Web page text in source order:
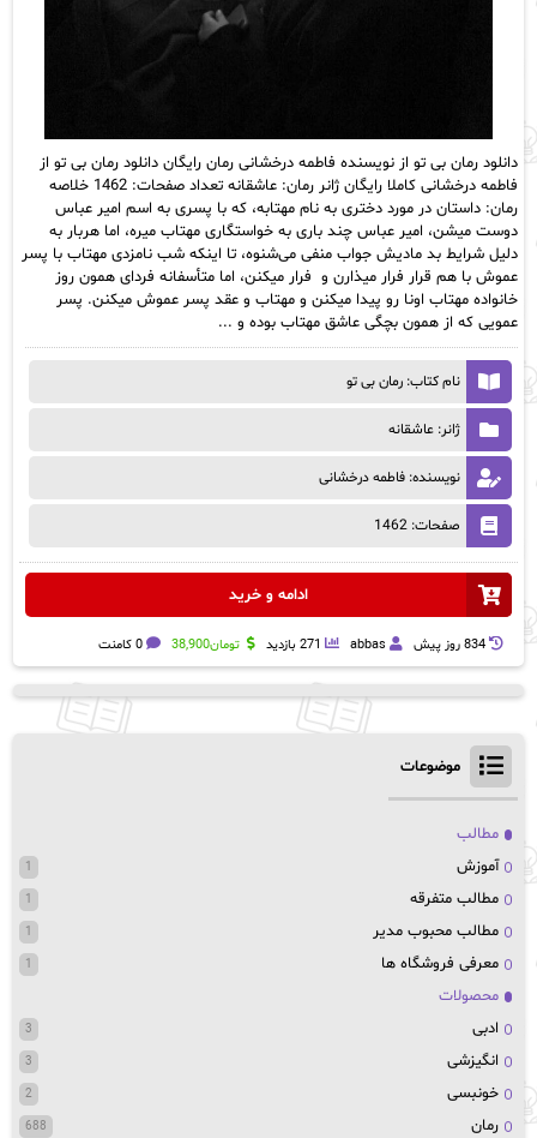
دانلود رمان بی تو از نویسنده فاطمه درخشانی رمان رایگان دانلود رمان بی تو از
فاطمه درخشانی کاملا رایگان ژانر رمان: عاشقانه تعداد صفحات: 1462 خلاصه
رمان: داستان در مورد دختری به نام مهتابه، که با پسری به اسم امیر عباس
دوست میشن، امیر عباس چند باری به خواستگاری مهتاب میره، اما هربار به
دلیل شرایط بد مادیش جواب منفی می‌شنوه، تا اینکه شب نامزدی مهتاب با پسر
عموش با هم قرار فرار میذارن و فرار میکنن، اما متأسفانه فردای همون روز
خانواده مهتاب اونا رو پیدا میکنن و مهتاب و عقد پسر عموش میکنن. پسر
عمویی که از همون بچگی عاشق مهتاب بوده و ...
نام کتاب: رمان بی تو
ژانر: عاشقانه
نویسنده: فاطمه درخشانی
صفحات: 1462
ادامه و خرید
834 روز پيش abbas 271 بازدید تومان38,900 0 کامنت
موضوعات
مطالب
آموزش
1
مطالب متفرقه 1
مطالب محبوب مدیر 1
معرفی فروشگاه ها 1
محصولات
ادبی
3
انگیزشی 3
خونبسی 2
رمان 688